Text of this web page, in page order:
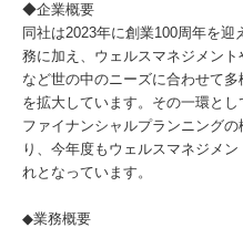
◆企業概要
同社は2023年に創業100周年を
務に加え、ウェルスマネジメン
など世の中のニーズに合わせて
を拡大しています。その一環と
ファイナンシャルプランニング
り、今年度もウェルスマネジメ
れとなっています。
◆業務概要